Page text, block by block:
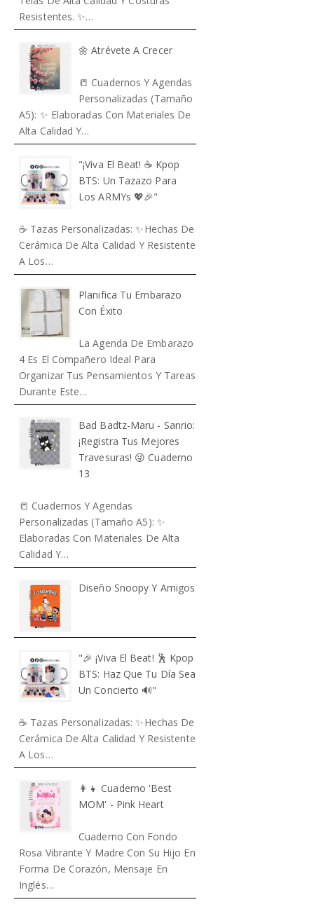
Resistentes. ✨…
🌼 Atrévete A Crecer
📒 Cuadernos Y Agendas
Personalizadas (Tamaño
A5): ✨ Elaboradas Con Materiales De
Alta Calidad Y…
"¡Viva El Beat! ☕️ Kpop
BTS: Un Tazazo Para
Los ARMYs 💖🎉"
☕ Tazas Personalizadas: ✨Hechas De
Cerámica De Alta Calidad Y Resistente
A Los…
Planifica Tu Embarazo
Con Éxito
La Agenda De Embarazo
4 Es El Compañero Ideal Para
Organizar Tus Pensamientos Y Tareas
Durante Este…
Bad Badtz-Maru - Sanrio:
¡Registra Tus Mejores
Travesuras! 😜 Cuaderno
13
📒 Cuadernos Y Agendas
Personalizadas (Tamaño A5): ✨
Elaboradas Con Materiales De Alta
Calidad Y…
Diseño Snoopy Y Amigos
"🎉 ¡Viva El Beat! 🕺️ Kpop
BTS: Haz Que Tu Día Sea
Un Concierto 🔊"
☕ Tazas Personalizadas: ✨Hechas De
Cerámica De Alta Calidad Y Resistente
A Los…
👩‍👧 Cuaderno 'Best
MOM' - Pink Heart
Cuaderno Con Fondo
Rosa Vibrante Y Madre Con Su Hijo En
Forma De Corazón, Mensaje En
Inglés…